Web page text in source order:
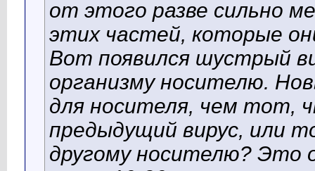
от этого разве сильно
этих частей, которые
Вот появился шустрый
организму носителю.
для носителя, чем тот,
предыдущий вирус, или
другому носителю? Это